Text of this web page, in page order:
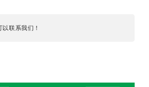
联系我们！